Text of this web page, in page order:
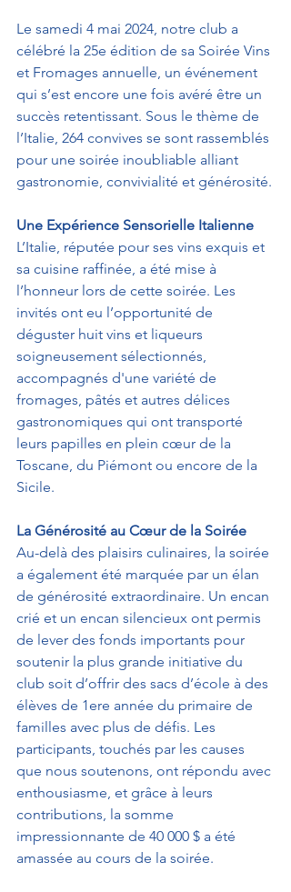
Le samedi 4 mai 2024, notre club a
célébré la 25e édition de sa Soirée Vins
et Fromages annuelle, un événement
qui s’est encore une fois avéré être un
succès retentissant. Sous le thème de
l’Italie, 264 convives se sont rassemblés
pour une soirée inoubliable alliant
gastronomie, convivialité et générosité.
Une Expérience Sensorielle Italienne
L’Italie, réputée pour ses vins exquis et
sa cuisine raffinée, a été mise à
l’honneur lors de cette soirée. Les
invités ont eu l’opportunité de
déguster huit vins et liqueurs
soigneusement sélectionnés,
accompagnés d'une variété de
fromages, pâtés et autres délices
gastronomiques qui ont transporté
leurs papilles en plein cœur de la
Toscane, du Piémont ou encore de la
Sicile.
La Générosité au Cœur de la Soirée
Au-delà des plaisirs culinaires, la soirée
a également été marquée par un élan
de générosité extraordinaire. Un encan
crié et un encan silencieux ont permis
de lever des fonds importants pour
soutenir la plus grande initiative du
club soit d’offrir des sacs d’école à des
élèves de 1ere année du primaire de
familles avec plus de défis. Les
participants, touchés par les causes
que nous soutenons, ont répondu avec
enthousiasme, et grâce à leurs
contributions, la somme
impressionnante de 40 000 $ a été
amassée au cours de la soirée.